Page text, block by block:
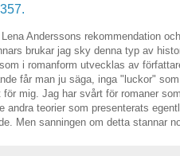
Lena Anderssons rekommendation
brukar jag sky denna typ av
i romanform utvecklas av
får man ju säga, inga "luckor"
mig. Jag har svårt för romaner
andra teorier som presenterats
Men sanningen om detta stannar